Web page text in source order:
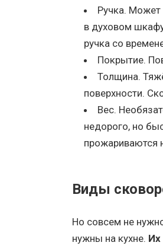
Ручка. Может
в духовом
ручка со
Покрытие.
Толщина.
поверхности.
Вес.
недорого, но
прожариваются
Виды
Но совсем не
нужны на кухне. Их